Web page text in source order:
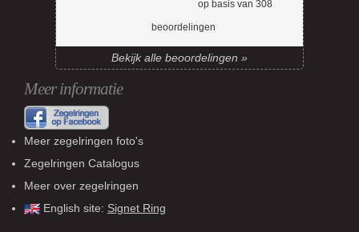
op basis van 308
beoordelingen
Bekijk alle beoordelingen »
Meer informatie
Meer zegelringen foto's
Zegelringen Catalogus
Meer over zegelringen
English site: Signet Ring